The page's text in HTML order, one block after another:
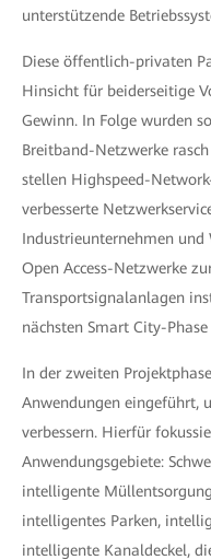
unterstützende
Diese öffentlich-privaten
Hinsicht für beiderseitige
Gewinn. In Folge wurden
Breitband-Netzwerke
stellen Highspeed-
verbesserte
Industrieunternehmen
Open Access-Netzwerke
Transportsignalanlagen
nächsten Smart City-
In der zweiten
Anwendungen eingeführt,
verbessern. Hierfür
Anwendungsgebiete:
intelligente
intelligentes Parken,
intelligente Kanaldeckel,